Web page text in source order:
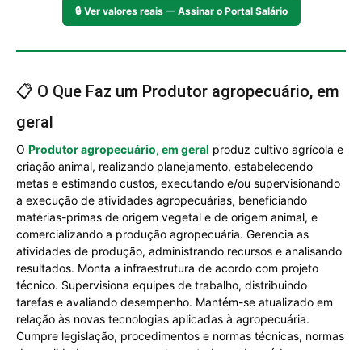
🔒 Ver valores reais — Assinar o Portal Salário
📋 O Que Faz um Produtor agropecuário, em
geral
O Produtor agropecuário, em geral produz cultivo agrícola e
criação animal, realizando planejamento, estabelecendo
metas e estimando custos, executando e/ou supervisionando
a execução de atividades agropecuárias, beneficiando
matérias-primas de origem vegetal e de origem animal, e
comercializando a produção agropecuária. Gerencia as
atividades de produção, administrando recursos e analisando
resultados. Monta a infraestrutura de acordo com projeto
técnico. Supervisiona equipes de trabalho, distribuindo
tarefas e avaliando desempenho. Mantém-se atualizado em
relação às novas tecnologias aplicadas à agropecuária.
Cumpre legislação, procedimentos e normas técnicas, normas